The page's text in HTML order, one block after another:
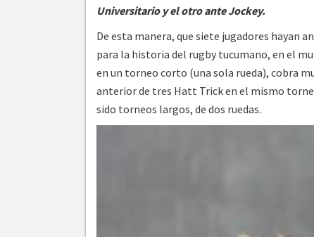
Universitario y el otro ante Jockey.
De esta manera, que siete jugadores hayan
para la historia del rugby tucumano, en el
en un torneo corto (una sola rueda), cobra
anterior de tres Hatt Trick en el mismo
sido torneos largos, de dos ruedas.